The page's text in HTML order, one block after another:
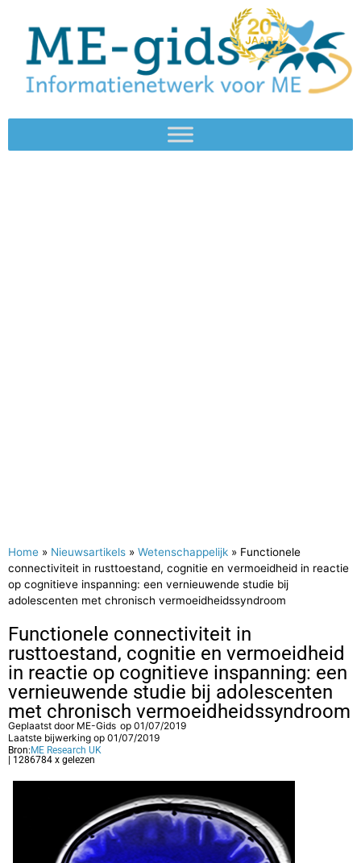
Home » Nieuwsartikels » Wetenschappelijk » Functionele
connectiviteit in rusttoestand, cognitie en vermoeidheid in reactie
op cognitieve inspanning: een vernieuwende studie bij
adolescenten met chronisch vermoeidheidssyndroom
Functionele connectiviteit in
rusttoestand, cognitie en vermoeidheid
in reactie op cognitieve inspanning: een
vernieuwende studie bij adolescenten
met chronisch vermoeidheidssyndroom
Geplaatst door ME-Gids op 01/07/2019
Laatste bijwerking op 01/07/2019
Bron: ME Research UK
| 1286784 x gelezen